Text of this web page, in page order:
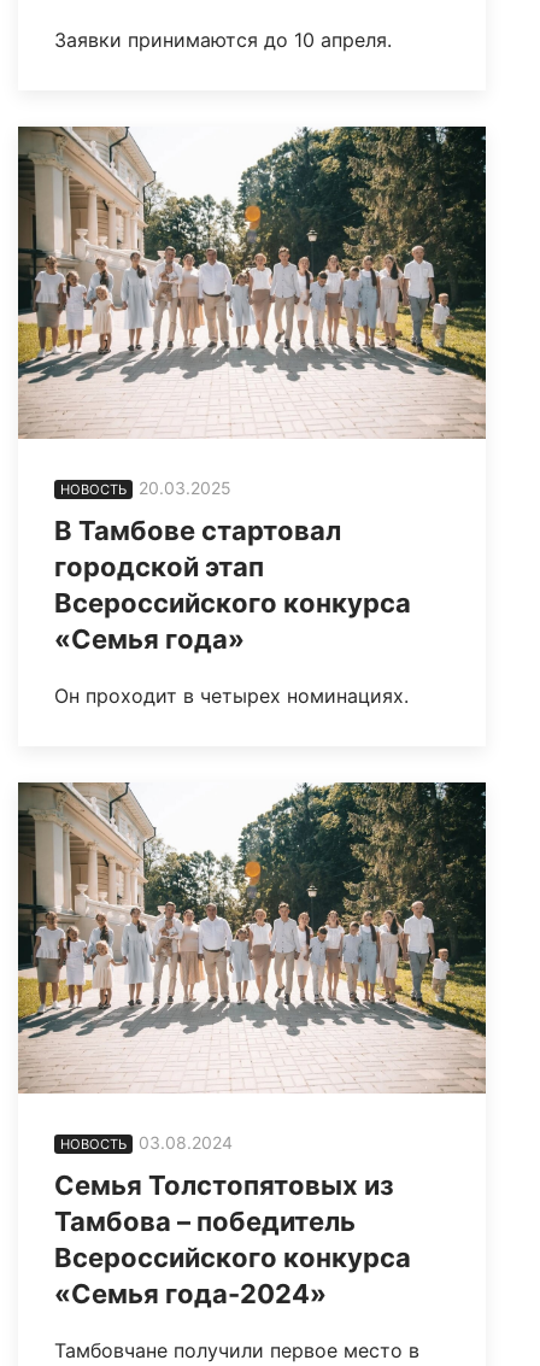
Заявки принимаются до 10 апреля.
НОВОСТЬ 20.03.2025
В Тамбове стартовал
городской этап
Всероссийского конкурса
«Семья года»
Он проходит в четырех номинациях.
НОВОСТЬ 03.08.2024
Семья Толстопятовых из
Тамбова – победитель
Всероссийского конкурса
«Семья года-2024»
Тамбовчане получили первое место в